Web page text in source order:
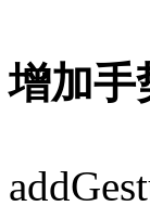
增加手